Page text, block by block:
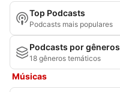
Top Podcasts
Podcasts mais populares
Podcasts por gêneros
18 gêneros temáticos
Músicas